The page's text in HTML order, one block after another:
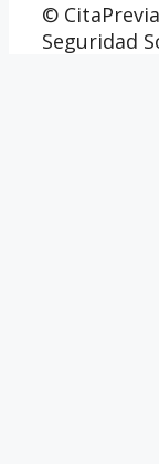
©
Seguridad